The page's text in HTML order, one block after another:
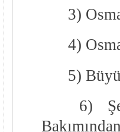
3)
4)
5)
6)